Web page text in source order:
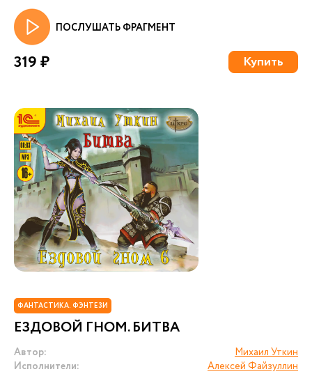
ПОСЛУШАТЬ ФРАГМЕНТ
319 ₽ Купить
ФАНТАСТИКА. ФЭНТЕЗИ
ЕЗДОВОЙ ГНОМ. БИТВА
Автор:
Михаил Уткин
Исполнители:
Алексей Файзуллин